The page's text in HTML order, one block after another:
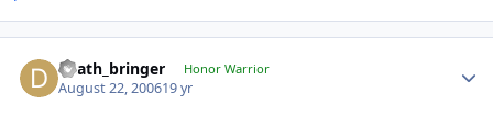
death_bringer Honor Warrior
August 22, 200619 yr